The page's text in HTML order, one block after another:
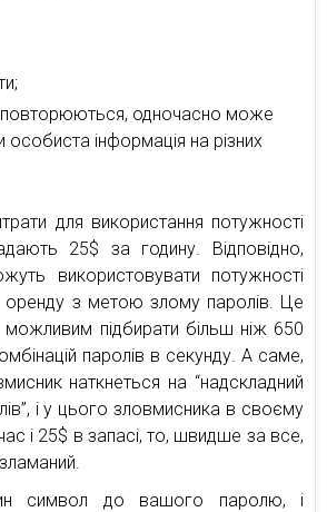
повторюються, одночасно може
інформація на різних
для використання потужності
25$ за годину. Відповідно,
використовувати потужності
оренду з метою злому паролів. Це
підбирати більш ніж 650
паролів в секунду. А саме,
наткнеться на “надскладний
і у цього зловмисника в своєму
і 25$ в запасі, то, швидше за все,
символ до вашого паролю, і